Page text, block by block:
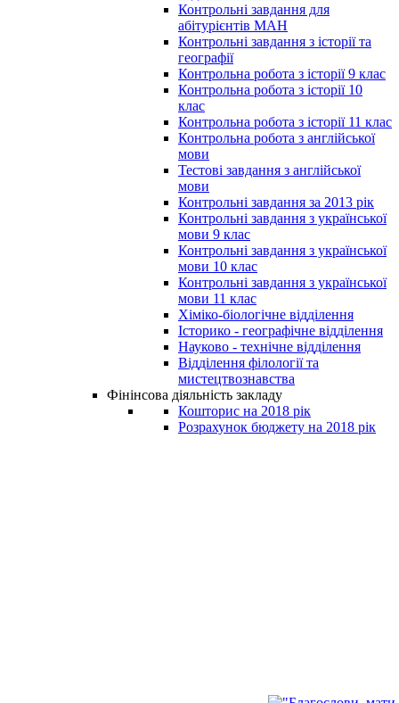
Контрольні завдання для
абітурієнтів МАН
Контрольні завдання з історії та
географії
Контрольна робота з історії 9 клас
Контрольна робота з історії 10
клас
Контрольна робота з історії 11 клас
Контрольна робота з англійської
мови
Тестові завдання з англійської
мови
Контрольні завдання за 2013 рік
Контрольні завдання з української
мови 9 клас
Контрольні завдання з української
мови 10 клас
Контрольні завдання з української
мови 11 клас
Хіміко-біологічне відділення
Історико - географічне відділення
Науково - технічне відділення
Відділення філології та
мистецтвознавства
Фінінсова діяльність закладу
Кошторис на 2018 рік
Розрахунок бюджету на 2018 рік